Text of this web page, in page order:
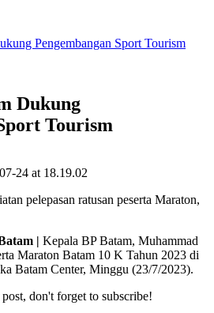
Pengembangan Sport Tourism
Dukung
Tourism
pelepasan ratusan peserta Maraton,
| Kepala BP Batam, Muhammad
Maraton Batam 10 K Tahun 2023 di
Batam Center, Minggu (23/7/2023).
don't forget to subscribe!